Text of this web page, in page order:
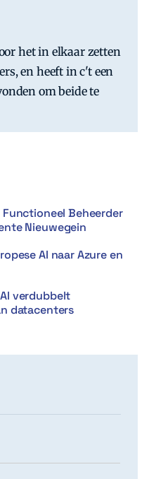
het in elkaar zetten
en heeft in c't een
om beide te
Functioneel Beheerder
Nieuwegein
AI naar Azure en
verdubbelt
datacenters